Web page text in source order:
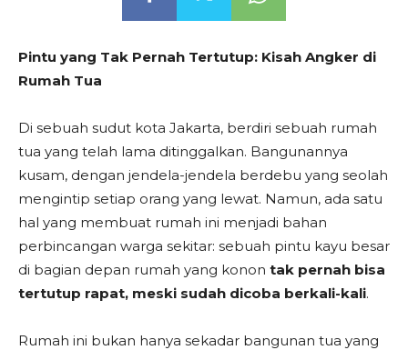
Pintu yang Tak Pernah Tertutup: Kisah Angker di
Rumah Tua
Di sebuah sudut kota Jakarta, berdiri sebuah rumah
tua yang telah lama ditinggalkan. Bangunannya
kusam, dengan jendela-jendela berdebu yang seolah
mengintip setiap orang yang lewat. Namun, ada satu
hal yang membuat rumah ini menjadi bahan
perbincangan warga sekitar: sebuah pintu kayu besar
di bagian depan rumah yang konon tak pernah bisa
tertutup rapat, meski sudah dicoba berkali-kali.
Rumah ini bukan hanya sekadar bangunan tua yang